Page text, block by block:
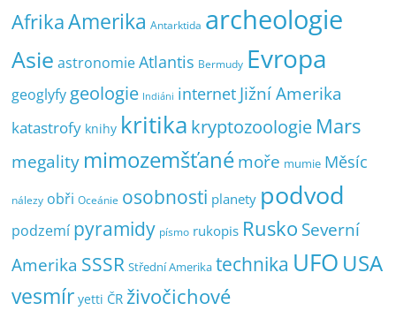
AfrikaAmerika Antarktida archeologie
Asie astronomie Atlantis Bermudy Evropa
geoglyfy geologie Indiáni internet Jižní Amerika
katastrofy knihy kritika kryptozoologie Mars
megality mimozemšťanémoře mumie Měsíc
nálezy obři Oceánie osobnosti planety podvod
podzemí pyramidy písmo rukopis Rusko Severní
Amerika SSSR Střední Amerika technika UFO USA
vesmír yetti ČR živočichové